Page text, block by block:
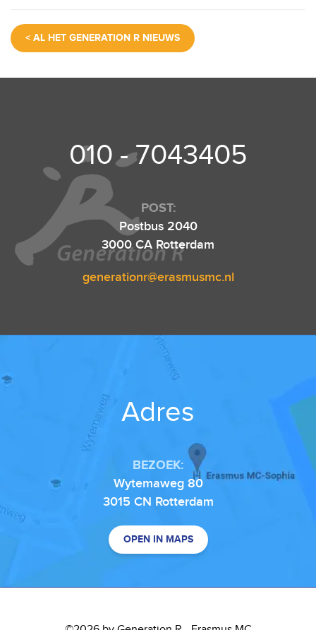
c
e
tt
er
ail at
s
e
n
< AL HET GENERATION R NIEUWS
010 - 7043405
POST:
Postbus 2040
3000 CA Rotterdam
generationr@erasmusmc.nl
Adres
BEZOEK:
Wytemaweg 80
3015 CN Rotterdam
OPEN IN MAPS